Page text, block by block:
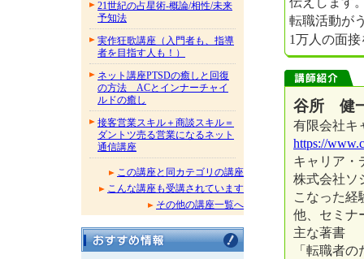
21世紀の占星術-概論/相性/未来
予知法
実作狂歌講座（入門者も、指導
者を目指す人も！）
ネット講座PTSDの癒しと回復
の方法 ACとインナーチャイ
ルドの癒し
接客営業スキル＋商談スキル＝
ダントツ売る営業になるネット
通信講座
この講座と同カテゴリの講座
こんな講座も受講されています
その他の講座一覧へ
転職活動が
1万人の面
谷所 健
有限会社キ
https://
キャリア
株式会社ソ
こなった経
他、セミナ
主な著書
「転職者